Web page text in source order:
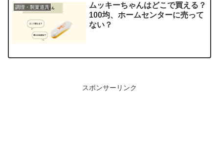
調理・製菓道具
ムッキーちゃんはどこで買える？
100均、ホームセンターに売って
ない？
スポンサーリンク